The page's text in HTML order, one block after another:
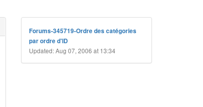
Forums-345719-Ordre des catégories
par ordre d'ID
Updated: Aug 07, 2006 at 13:34